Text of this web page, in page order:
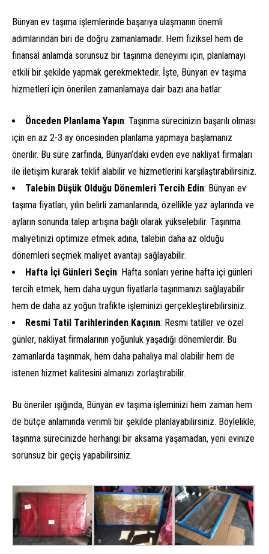
Bünyan ev taşıma işlemlerinde başarıya ulaşmanın önemli
adımlarından biri de doğru zamanlamadır. Hem fiziksel hem de
finansal anlamda sorunsuz bir taşınma deneyimi için, planlamayı
etkili bir şekilde yapmak gerekmektedir. İşte, Bünyan ev taşıma
hizmetleri için önerilen zamanlamaya dair bazı ana hatlar:
Önceden Planlama Yapın: Taşınma sürecinizin başarılı olması
için en az 2-3 ay öncesinden planlama yapmaya başlamanız
önerilir. Bu süre zarfında, Bünyan’daki evden eve nakliyat firmaları
ile iletişim kurarak teklif alabilir ve hizmetlerini karşılaştırabilirsiniz.
Talebin Düşük Olduğu Dönemleri Tercih Edin: Bünyan ev
taşıma fiyatları, yılın belirli zamanlarında, özellikle yaz aylarında ve
ayların sonunda talep artışına bağlı olarak yükselebilir. Taşınma
maliyetinizi optimize etmek adına, talebin daha az olduğu
dönemleri seçmek maliyet avantajı sağlayabilir.
Hafta İçi Günleri Seçin: Hafta sonları yerine hafta içi günleri
tercih etmek, hem daha uygun fiyatlarla taşınmanızı sağlayabilir
hem de daha az yoğun trafikte işleminizi gerçekleştirebilirsiniz.
Resmi Tatil Tarihlerinden Kaçının: Resmi tatiller ve özel
günler, nakliyat firmalarının yoğunluk yaşadığı dönemlerdir. Bu
zamanlarda taşınmak, hem daha pahalıya mal olabilir hem de
istenen hizmet kalitesini almanızı zorlaştırabilir.
Bu öneriler ışığında, Bünyan ev taşıma işleminizi hem zaman hem
de bütçe anlamında verimli bir şekilde planlayabilirsiniz. Böylelikle,
taşınma sürecinizde herhangi bir aksama yaşamadan, yeni evinize
sorunsuz bir geçiş yapabilirsiniz.